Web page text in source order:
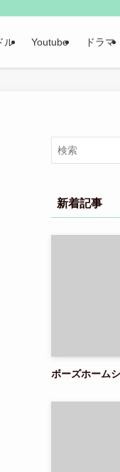
ル Youtube ドラマ
新着記事
ボーズホーム